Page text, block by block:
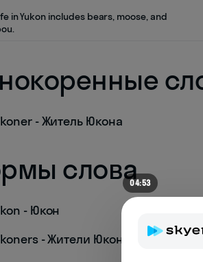
in Yukon includes bears, moose, and
- Житель Юкона
слова
- Юкон
- Жители Юкона
04:53